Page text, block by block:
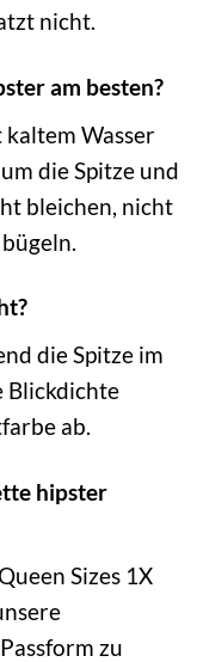
nicht.
am besten?
Wasser
die Spitze und
bleichen, nicht
die Spitze im
Blickdichte
ab.
hipster
Sizes 1X
zu